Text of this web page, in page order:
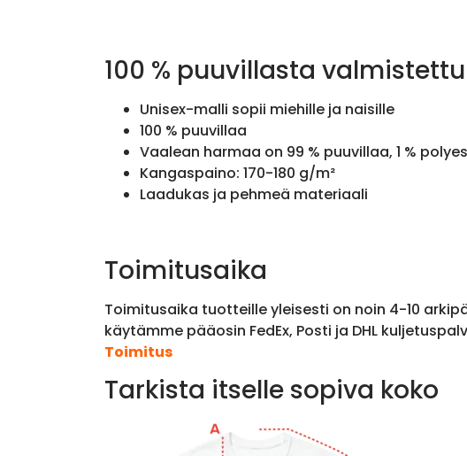
100 % puuvillasta
Unisex-malli sopii miehille ja naisille
100 % puuvillaa
Vaalean harmaa on 99 % puuvillaa, 1 %
Kangaspaino: 170-180 g/m²
Laadukas ja pehmeä materiaali
Toimitusaika
Toimitusaika tuotteille yleisesti on noin 4-10
käytämme pääosin FedEx, Posti ja DHL
Toimitus
Tarkista itselle sopiva koko